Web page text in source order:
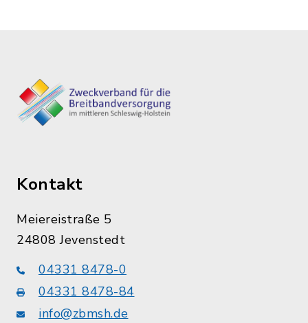
Kontakt
Meiereistraße 5
24808 Jevenstedt
04331 8478-0
04331 8478-84
info@zbmsh.de